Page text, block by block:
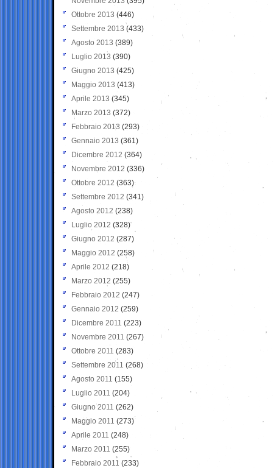
Ottobre 2013 (446)
Settembre 2013 (433)
Agosto 2013 (389)
Luglio 2013 (390)
Giugno 2013 (425)
Maggio 2013 (413)
Aprile 2013 (345)
Marzo 2013 (372)
Febbraio 2013 (293)
Gennaio 2013 (361)
Dicembre 2012 (364)
Novembre 2012 (336)
Ottobre 2012 (363)
Settembre 2012 (341)
Agosto 2012 (238)
Luglio 2012 (328)
Giugno 2012 (287)
Maggio 2012 (258)
Aprile 2012 (218)
Marzo 2012 (255)
Febbraio 2012 (247)
Gennaio 2012 (259)
Dicembre 2011 (223)
Novembre 2011 (267)
Ottobre 2011 (283)
Settembre 2011 (268)
Agosto 2011 (155)
Luglio 2011 (204)
Giugno 2011 (262)
Maggio 2011 (273)
Aprile 2011 (248)
Marzo 2011 (255)
Febbraio 2011 (233)